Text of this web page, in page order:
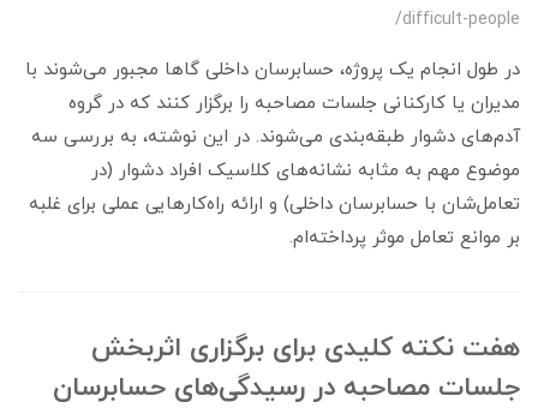
/difficult-people
در طول انجام یک پروژه، حسابرسان داخلی گاها مجبور می‌شوند با
مدیران یا کارکنانی جلسات مصاحبه را برگزار کنند که در گروه
آدم‌های دشوار طبقه‌بندی می‌شوند. در این نوشته، به بررسی سه
موضوع مهم به مثابه نشانه‌های کلاسیک افراد دشوار (در
تعامل‌شان با حسابرسان داخلی) و ارائه راه‌کارهایی عملی برای غلبه
بر موانع تعامل موثر پرداخته‌ام.
هفت نکته کلیدی برای برگزاری اثربخش
جلسات مصاحبه در رسیدگی‌های حسابرسان